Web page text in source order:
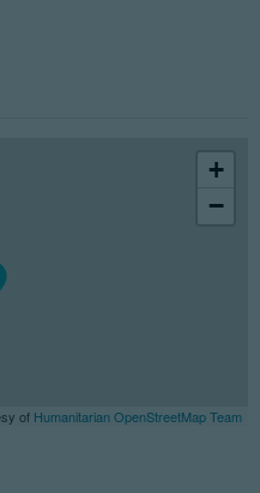
+
−
of Humanitarian OpenStreetMap Team